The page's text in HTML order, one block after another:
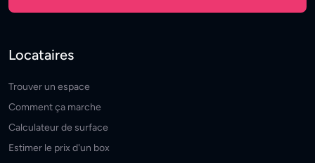
Locataires
Trouver un espace
Comment ça marche
Calculateur de surface
Estimer le prix d'un box